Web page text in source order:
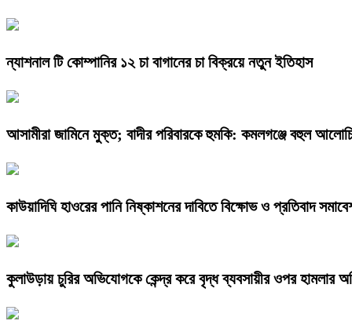
ন্যাশনাল টি কোম্পানির ১২ চা বাগানের চা বিক্রয়ে নতুন ইতিহাস
আসামীরা জামিনে মুক্ত; বাদীর পরিবারকে হুমকি: কমলগঞ্জে বহুল
কাউয়াদিঘি হাওরের পানি নিষ্কাশনের দাবিতে বিক্ষোভ ও প্রতিবাদ
কুলাউড়ায় চুরির অভিযোগকে কেন্দ্র করে বৃদ্ধ ব্যবসায়ীর ওপর হামলার